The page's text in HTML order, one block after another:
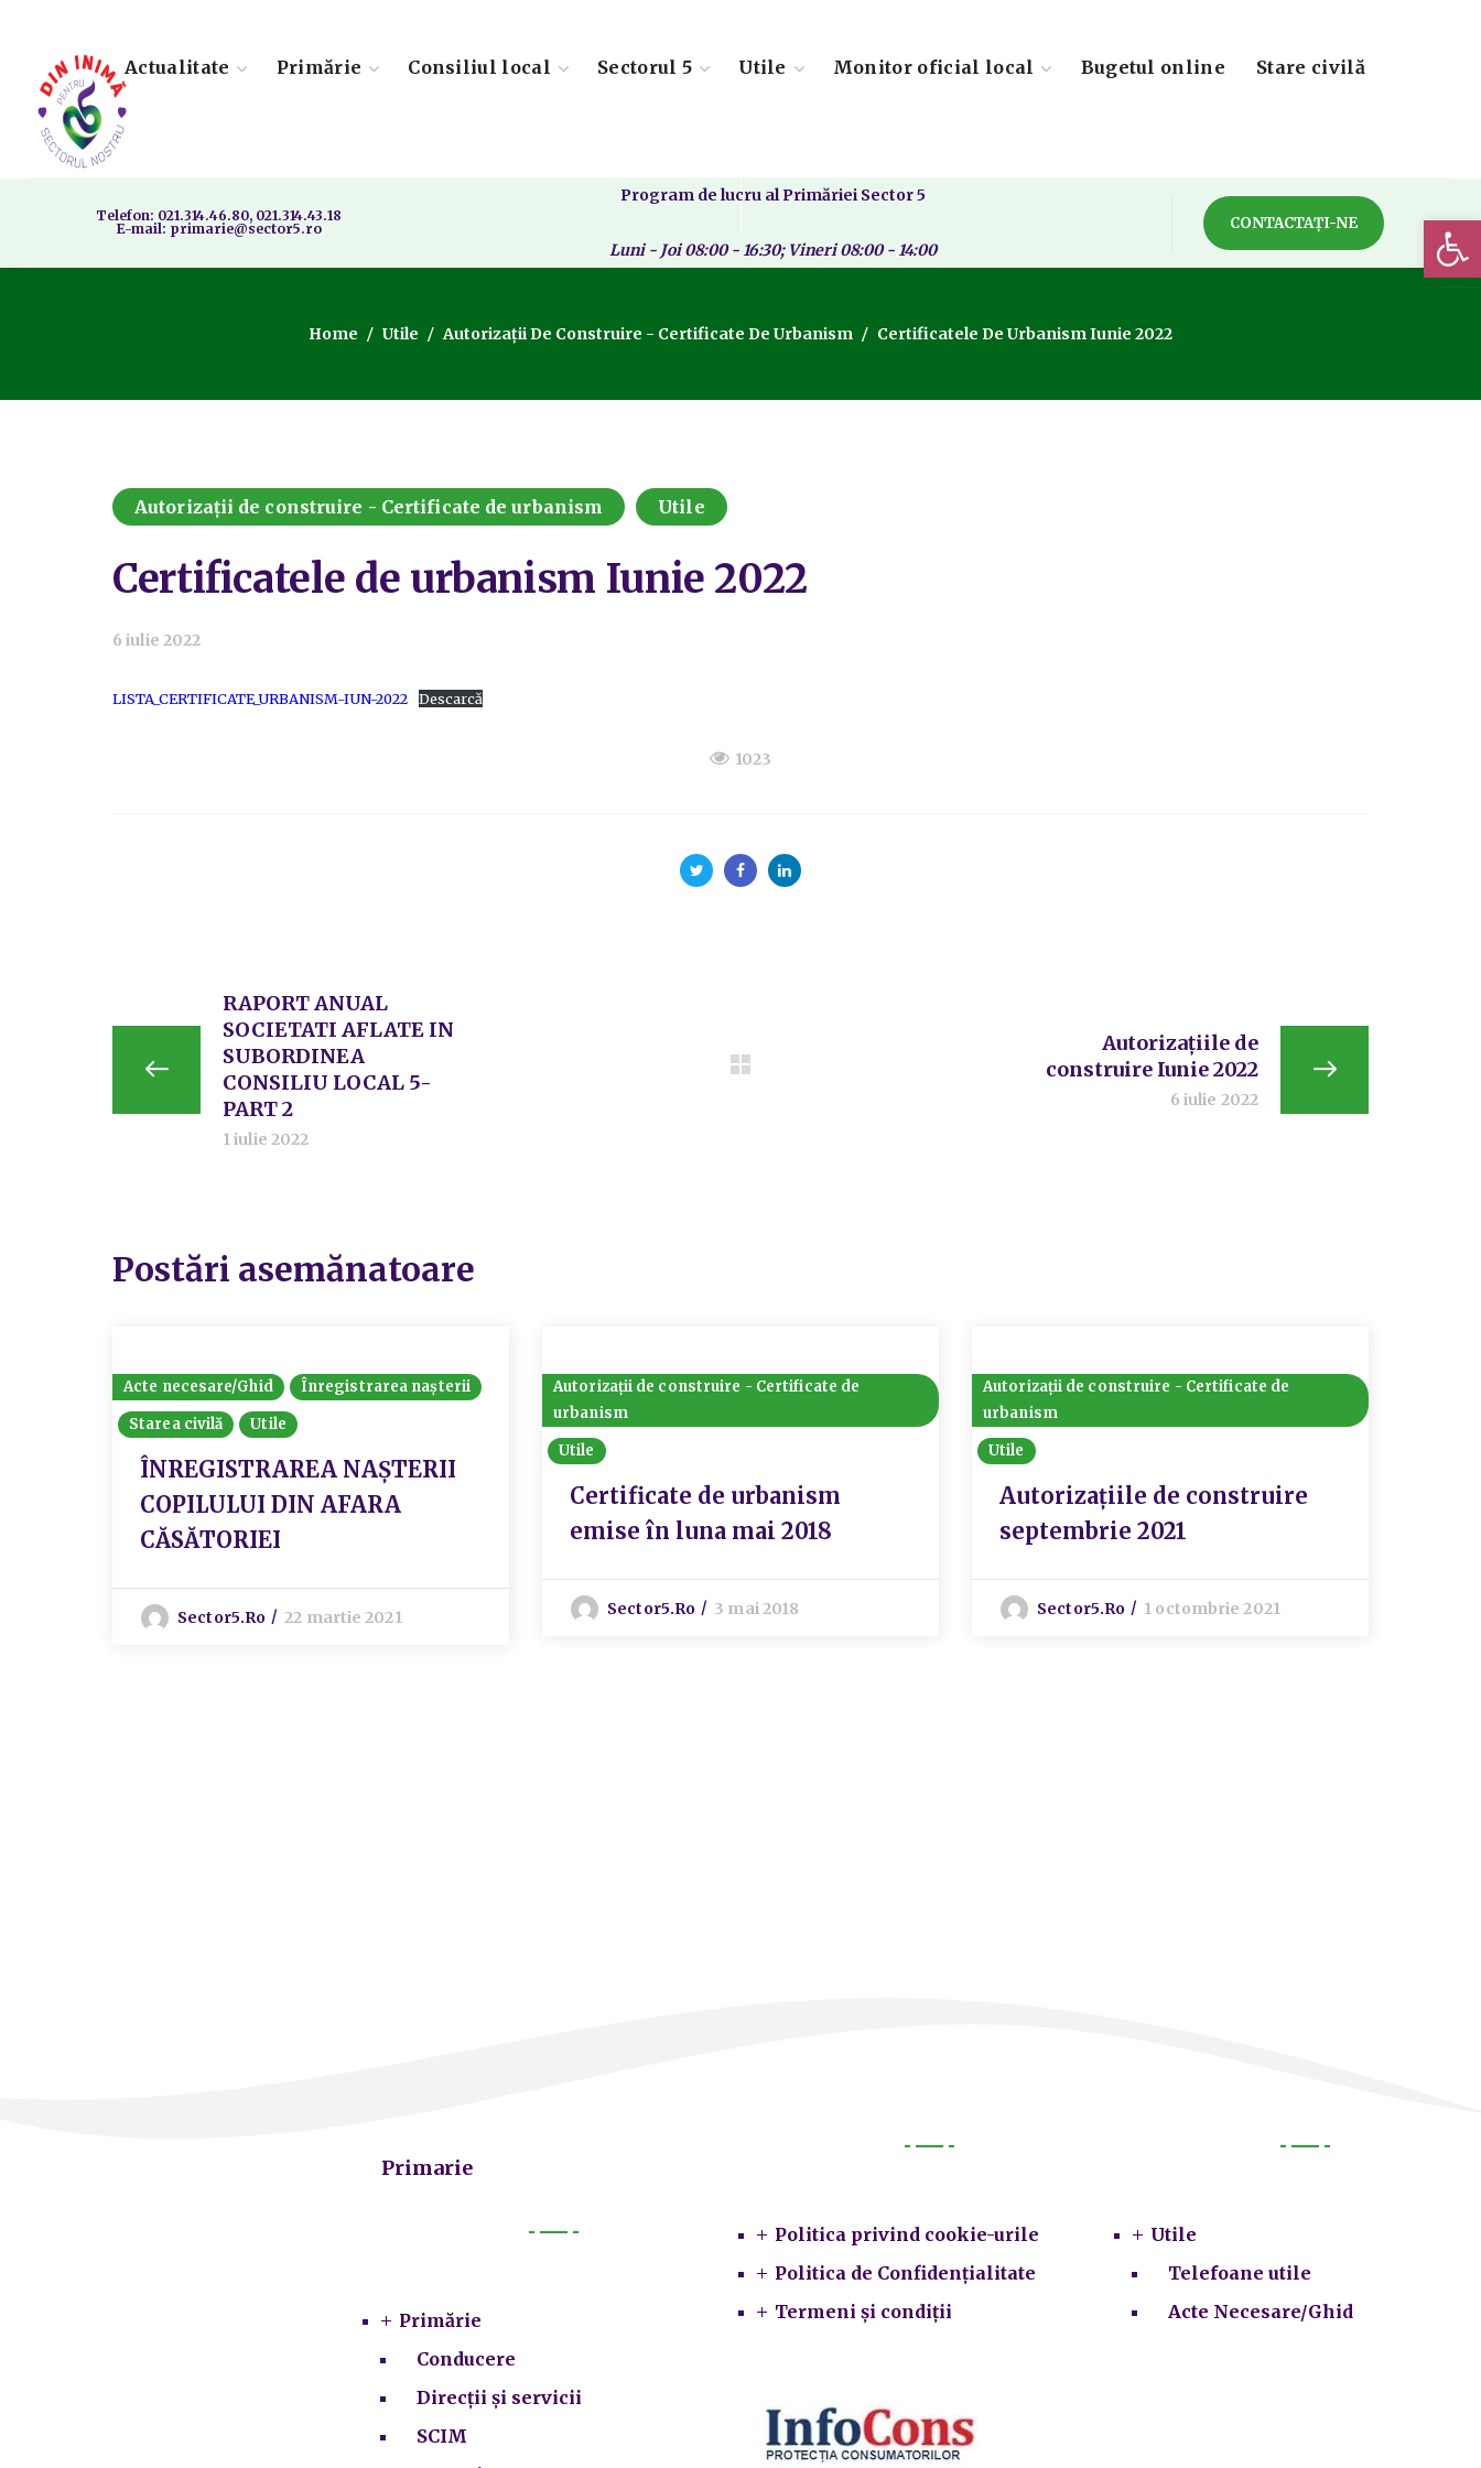
Actualitate Primărie Consiliul local Sectorul 5 Utile Monitor oficial local Bugetul online Stare civilă
Telefon: 021.314.46.80, 021.314.43.18
E-mail: primarie@sector5.ro
Program de lucru al Primăriei Sector 5
Luni - Joi 08:00 - 16:30; Vineri 08:00 - 14:00
CONTACTAȚI-NE
Home Utile Autorizații De Construire - Certificate De Urbanism Certificatele De Urbanism Iunie 2022
Autorizații de construire - Certificate de urbanism Utile
Certificatele de urbanism Iunie 2022
6 iulie 2022
LISTA_CERTIFICATE_URBANISM-IUN-2022 Descarcă
1023
RAPORT ANUAL
SOCIETATI AFLATE IN
SUBORDINEA
CONSILIU LOCAL 5-
PART 2
1 iulie 2022
Autorizațiile de
construire Iunie 2022
6 iulie 2022
Postări asemănatoare
Acte necesare/Ghid
Înregistrarea nașterii
Starea civilă
Utile
ÎNREGISTRAREA NAȘTERII
COPILULUI DIN AFARA
CĂSĂTORIEI
Sector5.ro 22 martie 2021
Autorizații de construire - Certificate de
urbanism
Utile
Certificate de urbanism
emise în luna mai 2018
Sector5.ro 3 mai 2018
Autorizații de construire - Certificate de
urbanism
Utile
Autorizațiile de construire
septembrie 2021
Sector5.ro 1 octombrie 2021
Primarie
Primărie
Conducere
Direcții și servicii
SCIM
Politica privind cookie-urile
Politica de Confidențialitate
Termeni și condiții
Utile
Telefoane utile
Acte Necesare/Ghid